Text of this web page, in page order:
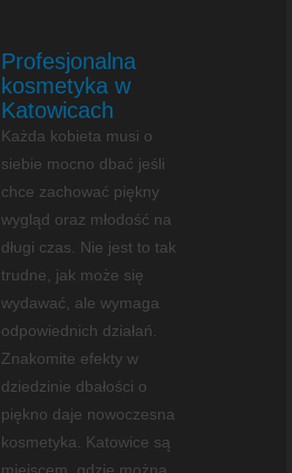
Profesjonalna
kosmetyka w
Katowicach
Każda kobieta musi o
siebie mocno dbać jeśli
chce zachować piękny
wygląd oraz młodość na
długi czas. Nie jest to tak
trudne, jak może się
wydawać, ale wymaga
odpowiednich działań.
Znakomite efekty w
dziedzinie dbałości o
piękno daje nowoczesna
kosmetyka. Katowice są